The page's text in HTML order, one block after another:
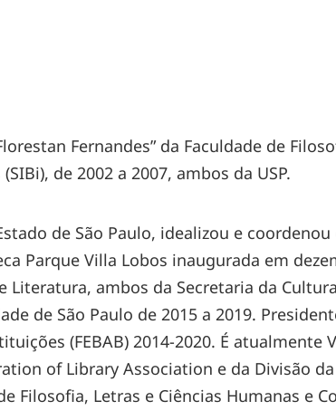
Fernandes” da Faculdade de
de 2002 a 2007, ambos da USP.
de São Paulo, idealizou e
Parque Villa Lobos inaugurada em
ambos da Secretaria da
de São Paulo de 2015 a 2019.
(FEBAB) 2014-2020. É atualmente
of Library Association e da Divisão da
Filosofia, Letras e Ciências Humanas e